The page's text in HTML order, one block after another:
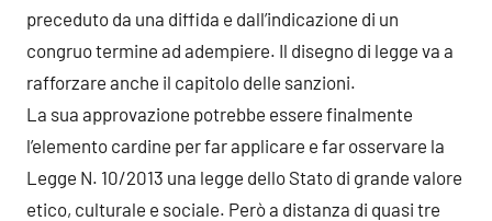
preceduto da una diffida e dall’indicazione di un
congruo termine ad adempiere. Il disegno di legge va a
rafforzare anche il capitolo delle sanzioni.
La sua approvazione potrebbe essere finalmente
l’elemento cardine per far applicare e far osservare la
Legge N. 10/2013 una legge dello Stato di grande valore
etico, culturale e sociale. Però a distanza di quasi tre